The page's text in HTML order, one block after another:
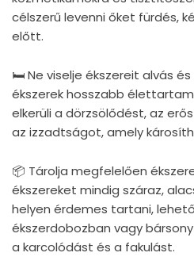
célszerű levenni őket fürdés,
előtt.
🛏 Ne viselje ékszereit alvás
ékszerek hosszabb
elkerüli a dörzsölődést, az
az izzadtságot, amely
📦 Tárolja megfelelően
ékszereket mindig száraz,
helyen érdemes tartani,
ékszerdobozban vagy
a karcolódást és a fakulást.